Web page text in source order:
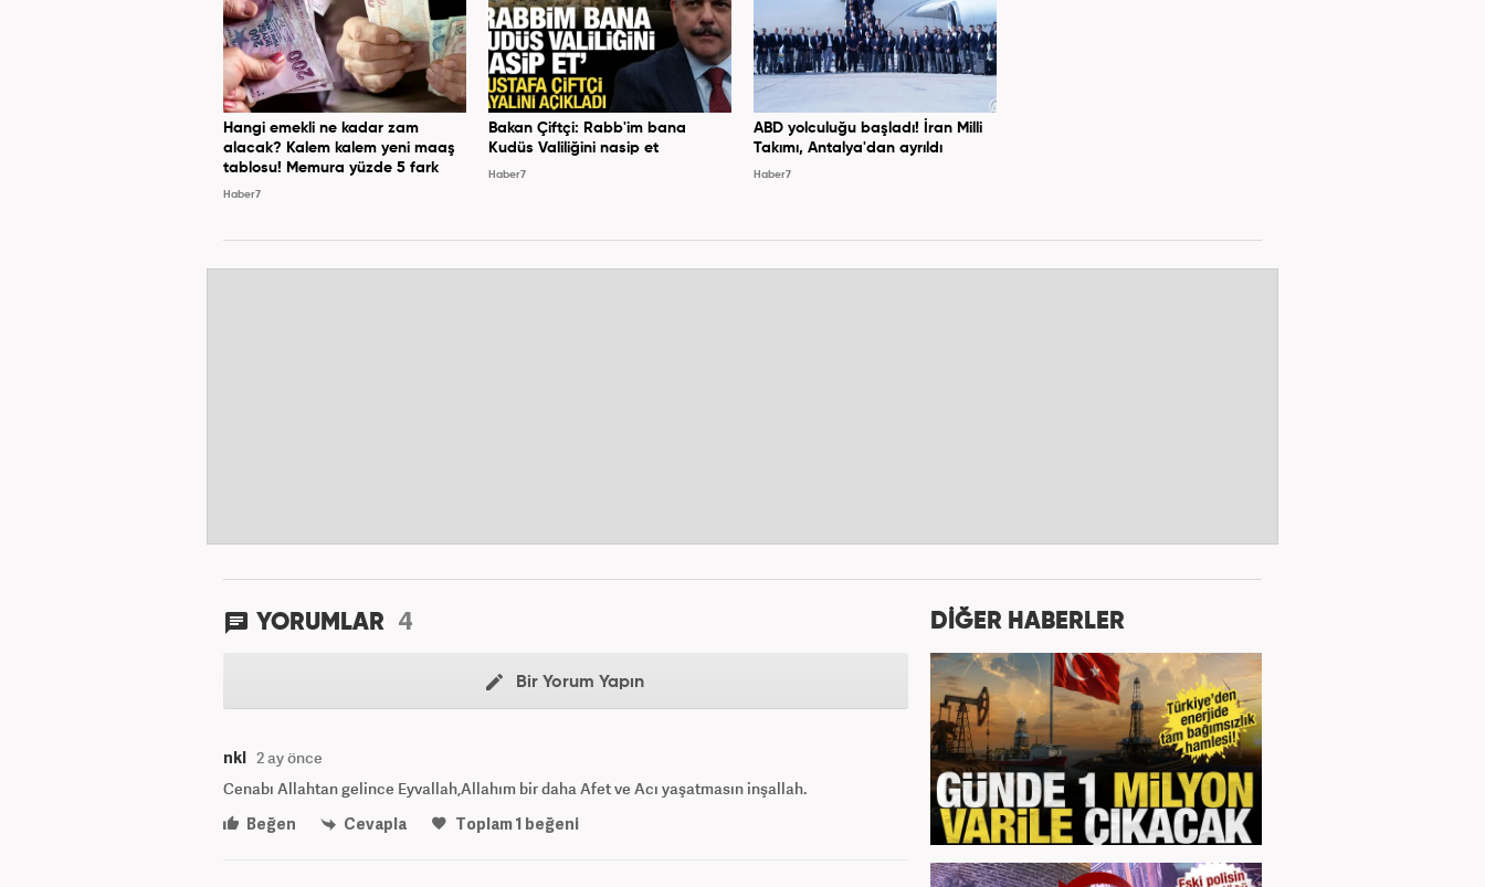
Hangi emekli ne kadar zam
alacak? Kalem kalem yeni maaş
tablosu! Memura yüzde 5 fark
Haber7
Bakan Çiftçi: Rabb'im bana
Kudüs Valiliğini nasip et
Haber7
ABD yolculuğu başladı! İran Milli
Takımı, Antalya'dan ayrıldı
Haber7
YORUMLAR 4
Bir Yorum Yapın
nkl 2 ay önce
Cenabı Allahtan gelince Eyvallah,Allahım bir daha Afet ve Acı yaşatmasın inşallah.
Beğen
Cevapla Toplam1 beğeni
DİĞER HABERLER